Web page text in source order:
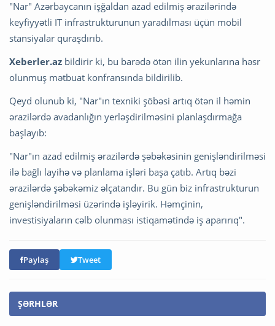
"Nar" Azərbaycanın işğaldan azad edilmiş ərazilərində
keyfiyyətli IT infrastrukturunun yaradılması üçün mobil
stansiyalar quraşdırıb.
Xeberler.az bildirir ki, bu barədə ötən ilin yekunlarına həsr
olunmuş mətbuat konfransında bildirilib.
Qeyd olunub ki, "Nar"ın texniki şöbəsi artıq ötən il həmin
ərazilərdə avadanlığın yerləşdirilməsini planlaşdırmağa
başlayıb:
"Nar"ın azad edilmiş ərazilərdə şəbəkəsinin genişləndirilməsi
ilə bağlı layihə və planlama işləri başa çatıb. Artıq bəzi
ərazilərdə şəbəkəmiz əlçatandır. Bu gün biz infrastrukturun
genişləndirilməsi üzərində işləyirik. Həmçinin,
investisiyaların cəlb olunması istiqamətində iş aparırıq".
Paylaş Tweet
ŞƏRHLƏR